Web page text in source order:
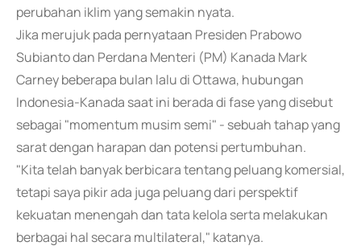
perubahan iklim yang semakin nyata.
Jika merujuk pada pernyataan Presiden Prabowo
Subianto dan Perdana Menteri (PM) Kanada Mark
Carney beberapa bulan lalu di Ottawa, hubungan
Indonesia-Kanada saat ini berada di fase yang disebut
sebagai "momentum musim semi" - sebuah tahap yang
sarat dengan harapan dan potensi pertumbuhan.
"Kita telah banyak berbicara tentang peluang komersial,
tetapi saya pikir ada juga peluang dari perspektif
kekuatan menengah dan tata kelola serta melakukan
berbagai hal secara multilateral," katanya.